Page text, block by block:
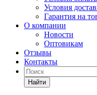
Условия
Гарантия на
О компании
Новости
Оптовикам
Отзывы
Контакты
Найти